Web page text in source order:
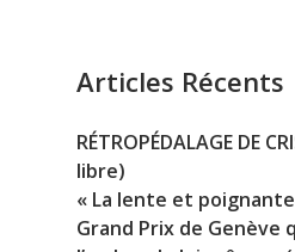
Articles Récents
RÉTROPÉDALAGE DE
libre)
« La lente et poignante
Grand Prix de Genève